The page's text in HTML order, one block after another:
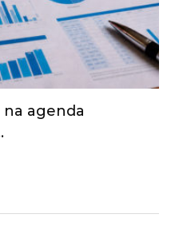
agenda